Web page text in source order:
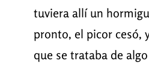
tuviera allí un
pronto, el picor cesó,
que se trataba de